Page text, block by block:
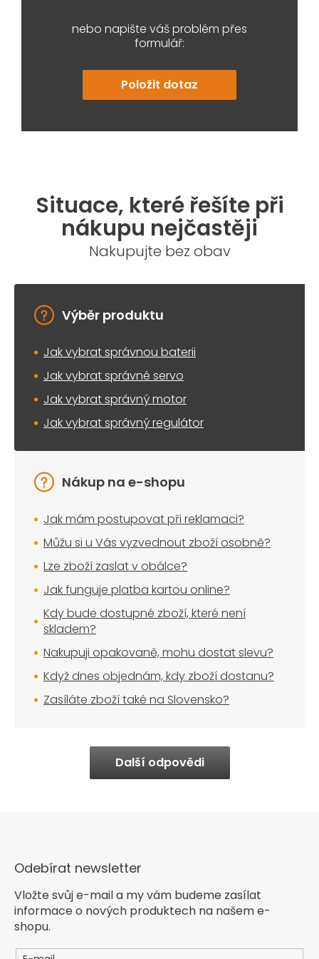
nebo napište váš problém přes
formulář:
Položit dotaz
Situace, které řešíte při
nákupu nejčastěji
Nakupujte bez obav
Výběr produktu
Jak vybrat správnou baterii
Jak vybrat správné servo
Jak vybrat správný motor
Jak vybrat správný regulátor
Nákup na e-shopu
Jak mám postupovat při reklamaci?
Můžu si u Vás vyzvednout zboží osobně?
Lze zboží zaslat v obálce?
Jak funguje platba kartou online?
Kdy bude dostupné zboží, které není
skladem?
Nakupuji opakovaně, mohu dostat slevu?
Když dnes objednám, kdy zboží dostanu?
Zasíláte zboží také na Slovensko?
Další odpovědi
Odebírat newsletter
Vložte svůj e-mail a my vám budeme zasílat
informace o nových produktech na našem e-
shopu.